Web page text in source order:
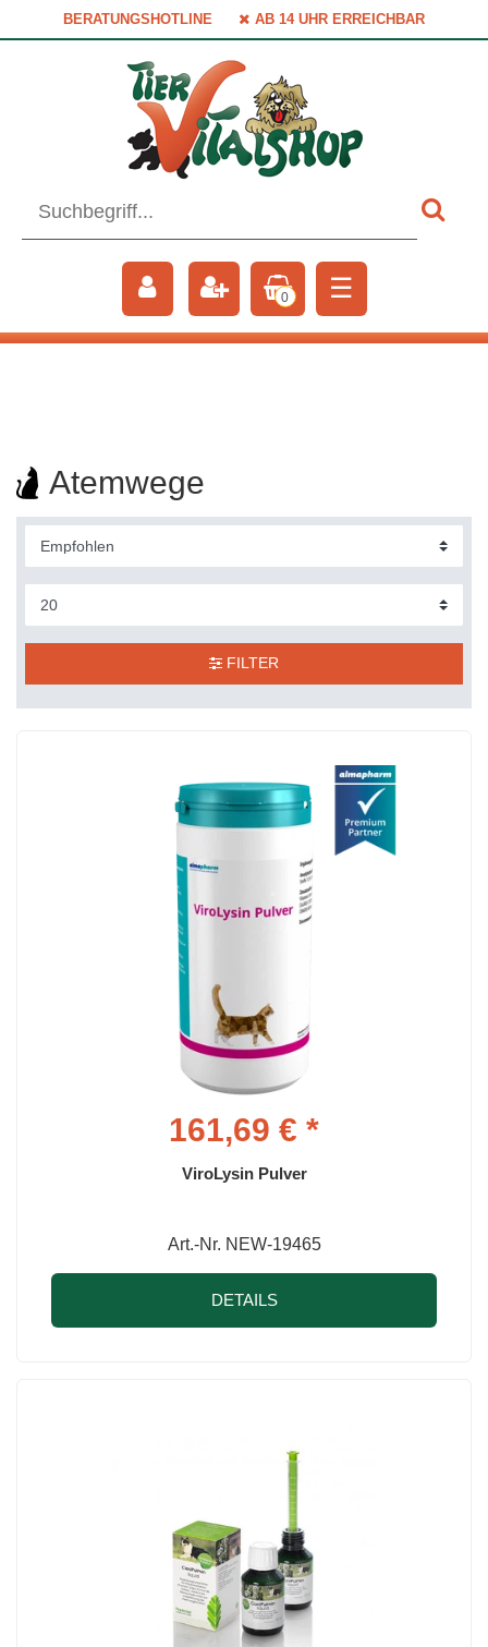
BERATUNGSHOTLINE AB 14 UHR ERREICHBAR
0 ☰
Atemwege
FILTER
161,69 € *
ViroLysin Pulver
Art.-Nr. NEW-19465
DETAILS